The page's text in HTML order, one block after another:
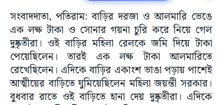
সংবাদদাতা, পতিরাম: বাড়ির দরজা ও আলমারি ভেঙে
এক লক্ষ টাকা ও সোনার গয়না চুরি করে নিয়ে গেল
দুষ্কৃতীরা। ওই বাড়ির মহিলা রেলকে জমি দিয়ে টাকা
পেয়েছিলেন। তারই এক লক্ষ টাকা আলমারিতে
রেখেছিলেন। এদিকে বাড়ির একাংশ ভাঙা পড়ায় পাশেই
আত্মীয়ের বাড়িতে ঘুমিয়েছিলেন মহিলা জয়ন্তী সরকার।
বুধবার রাতে ওই বাড়িতে হানা দেয় দুষ্কৃতীরা। এদিকে